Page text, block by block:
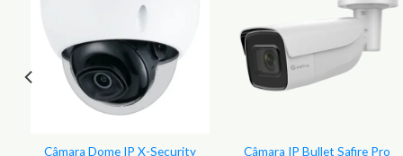
Câmara Dome IP X-Security
Câmara IP Bullet Safire Pro